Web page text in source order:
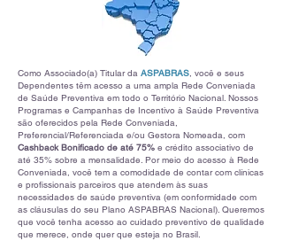
Como Associado(a) Titular da ASPABRAS, você e seus
Dependentes têm acesso a uma ampla Rede Conveniada
de Saúde Preventiva em todo o Território Nacional. Nossos
Programas e Campanhas de Incentivo à Saúde Preventiva
são oferecidos pela Rede Conveniada,
Preferencial/Referenciada e/ou Gestora Nomeada, com
Cashback Bonificado de até 75% e crédito associativo de
até 35% sobre a mensalidade. Por meio do acesso à Rede
Conveniada, você tem a comodidade de contar com clínicas
e profissionais parceiros que atendem às suas
necessidades de saúde preventiva (em conformidade com
as cláusulas do seu Plano ASPABRAS Nacional). Queremos
que você tenha acesso ao cuidado preventivo de qualidade
que merece, onde quer que esteja no Brasil.